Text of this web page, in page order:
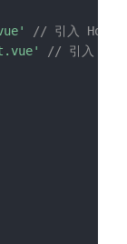
// 引入 Home
// 引入